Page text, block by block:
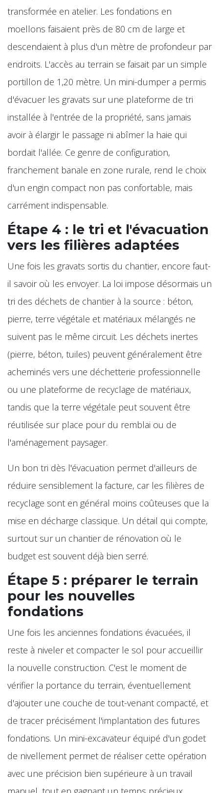
transformée en atelier. Les fondations en
moellons faisaient près de 80 cm de large et
descendaient à plus d'un mètre de profondeur par
endroits. L'accès au terrain se faisait par un simple
portillon de 1,20 mètre. Un mini-dumper a permis
d'évacuer les gravats sur une plateforme de tri
installée à l'entrée de la propriété, sans jamais
avoir à élargir le passage ni abîmer la haie qui
bordait l'allée. Ce genre de configuration,
franchement banale en zone rurale, rend le choix
d'un engin compact non pas confortable, mais
carrément indispensable.
Étape 4 : le tri et l'évacuation
vers les filières adaptées
Une fois les gravats sortis du chantier, encore faut-
il savoir où les envoyer. La loi impose désormais un
tri des déchets de chantier à la source : béton,
pierre, terre végétale et matériaux mélangés ne
suivent pas le même circuit. Les déchets inertes
(pierre, béton, tuiles) peuvent généralement être
acheminés vers une déchetterie professionnelle
ou une plateforme de recyclage de matériaux,
tandis que la terre végétale peut souvent être
réutilisée sur place pour du remblai ou de
l'aménagement paysager.
Un bon tri dès l'évacuation permet d'ailleurs de
réduire sensiblement la facture, car les filières de
recyclage sont en général moins coûteuses que la
mise en décharge classique. Un détail qui compte,
surtout sur un chantier de rénovation où le
budget est souvent déjà bien serré.
Étape 5 : préparer le terrain
pour les nouvelles
fondations
Une fois les anciennes fondations évacuées, il
reste à niveler et compacter le sol pour accueillir
la nouvelle construction. C'est le moment de
vérifier la portance du terrain, éventuellement
d'ajouter une couche de tout-venant compacté, et
de tracer précisément l'implantation des futures
fondations. Un mini-excavateur équipé d'un godet
de nivellement permet de réaliser cette opération
avec une précision bien supérieure à un travail